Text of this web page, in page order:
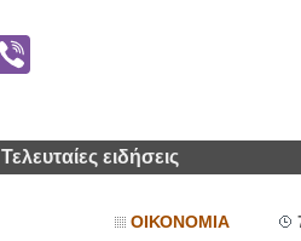
Τελευταίες ειδήσεις
ΟΙΚΟΝΟΜΙΑ